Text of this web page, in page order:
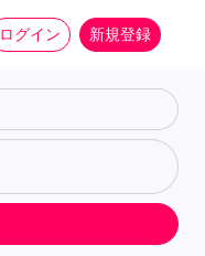
ログイン 新規登録